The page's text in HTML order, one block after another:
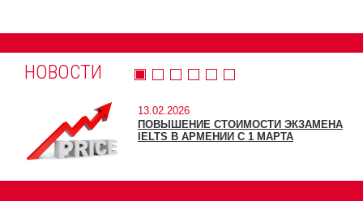
НОВОСТИ
13.02.2026
ПОВЫШЕНИЕ СТОИМОСТИ ЭКЗАМЕНА
IELTS В АРМЕНИИ С 1 МАРТА